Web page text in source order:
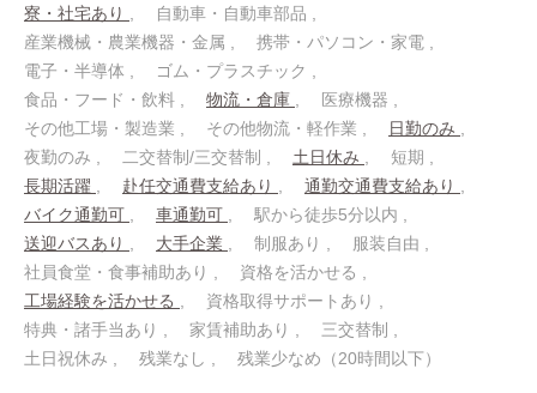
寮・社宅あり
自動車・自動車部品
産業機械・農業機器・金属
携帯・パソコン・家電
電子・半導体
ゴム・プラスチック
食品・フード・飲料
物流・倉庫
医療機器
その他工場・製造業
その他物流・軽作業
日勤のみ
夜勤のみ
二交替制/三交替制 土日休み
短期
長期活躍
赴任交通費支給あり
通勤交通費支給あり
バイク通勤可
車通勤可
駅から徒歩5分以内
送迎バスあり
大手企業 制服あり
服装自由
社員食堂・食事補助あり
資格を活かせる
工場経験を活かせる
資格取得サポートあり
特典・諸手当あり
家賃補助あり
三交替制
土日祝休み
残業なし 残業少なめ（20時間以下）